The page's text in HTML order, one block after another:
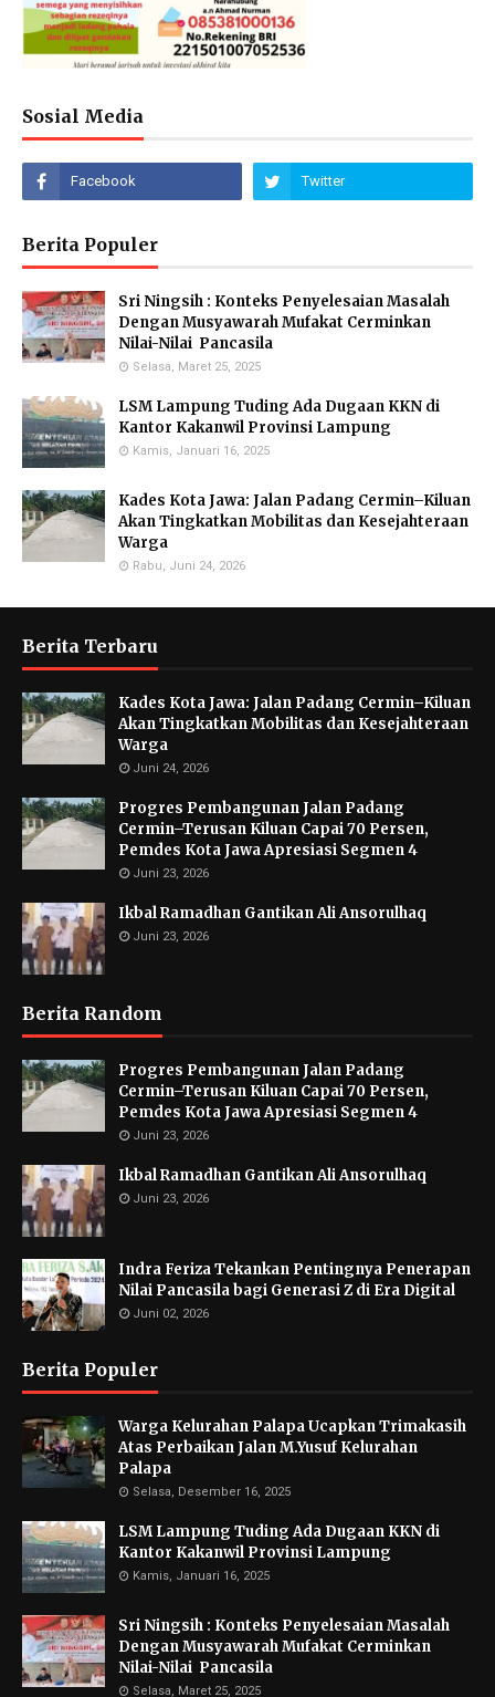
Sosial Media
Berita Populer
Sri Ningsih : Konteks Penyelesaian Masalah
Dengan Musyawarah Mufakat Cerminkan
Nilai-Nilai Pancasila
Selasa, Maret 25, 2025
LSM Lampung Tuding Ada Dugaan KKN di
Kantor Kakanwil Provinsi Lampung
Kamis, Januari 16, 2025
Kades Kota Jawa: Jalan Padang Cermin–Kiluan
Akan Tingkatkan Mobilitas dan Kesejahteraan
Warga
Rabu, Juni 24, 2026
Berita Terbaru
Kades Kota Jawa: Jalan Padang Cermin–Kiluan
Akan Tingkatkan Mobilitas dan Kesejahteraan
Warga
Juni 24, 2026
Progres Pembangunan Jalan Padang
Cermin–Terusan Kiluan Capai 70 Persen,
Pemdes Kota Jawa Apresiasi Segmen 4
Juni 23, 2026
Ikbal Ramadhan Gantikan Ali Ansorulhaq
Juni 23, 2026
Berita Random
Progres Pembangunan Jalan Padang
Cermin–Terusan Kiluan Capai 70 Persen,
Pemdes Kota Jawa Apresiasi Segmen 4
Juni 23, 2026
Ikbal Ramadhan Gantikan Ali Ansorulhaq
Juni 23, 2026
Indra Feriza Tekankan Pentingnya Penerapan
Nilai Pancasila bagi Generasi Z di Era Digital
Juni 02, 2026
Berita Populer
Warga Kelurahan Palapa Ucapkan Trimakasih
Atas Perbaikan Jalan M.Yusuf Kelurahan
Palapa
Selasa, Desember 16, 2025
LSM Lampung Tuding Ada Dugaan KKN di
Kantor Kakanwil Provinsi Lampung
Kamis, Januari 16, 2025
Sri Ningsih : Konteks Penyelesaian Masalah
Dengan Musyawarah Mufakat Cerminkan
Nilai-Nilai Pancasila
Selasa, Maret 25, 2025